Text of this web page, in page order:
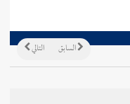
التالي السابق